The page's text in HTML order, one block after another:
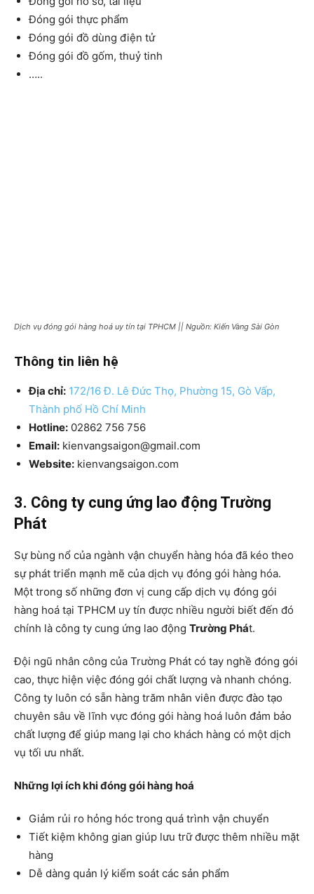
Đóng gói thực phẩm
Đóng gói đồ dùng điện tử
Đóng gói đồ gốm, thuỷ tinh
…..
Dịch vụ đóng gói hàng hoá uy tín tại TPHCM || Nguồn: Kiến Vàng Sài Gòn
Thông tin liên hệ
Địa chỉ: 172/16 Đ. Lê Đức Thọ, Phường 15, Gò Vấp,
Thành phố Hồ Chí Minh
Hotline: 02862 756 756
Email: kienvangsaigon@gmail.com
Website: kienvangsaigon.com
3. Công ty cung ứng lao động Trường
Phát
Sự bùng nổ của ngành vận chuyển hàng hóa đã kéo theo
sự phát triển mạnh mẽ của dịch vụ đóng gói hàng hóa.
Một trong số những đơn vị cung cấp dịch vụ đóng gói
hàng hoá tại TPHCM uy tín được nhiều người biết đến đó
chính là công ty cung ứng lao động Trường Phát.
Đội ngũ nhân công của Trường Phát có tay nghề đóng gói
cao, thực hiện việc đóng gói chất lượng và nhanh chóng.
Công ty luôn có sẵn hàng trăm nhân viên được đào tạo
chuyên sâu về lĩnh vực đóng gói hàng hoá luôn đảm bảo
chất lượng để giúp mang lại cho khách hàng có một dịch
vụ tối ưu nhất.
Những lợi ích khi đóng gói hàng hoá
Giảm rủi ro hỏng hóc trong quá trình vận chuyển
Tiết kiệm không gian giúp lưu trữ được thêm nhiều mặt
hàng
Dễ dàng quản lý kiểm soát các sản phẩm